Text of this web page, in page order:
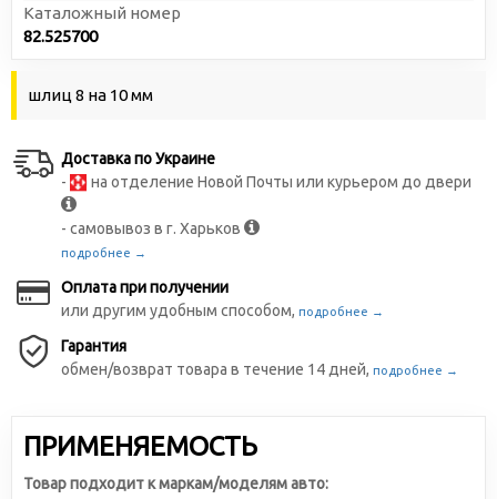
Каталожный номер
82.525700
шлиц 8 на 10 мм
Доставка по Украине
-
на отделение Новой Почты или курьером до двери
- самовывоз в г. Харьков
подробнее →
Оплата при получении
или другим удобным способом, подробнее →
Гарантия
обмен/возврат товара в течение 14 дней, подробнее →
ПРИМЕНЯЕМОСТЬ
Товар подходит к маркам/моделям авто: